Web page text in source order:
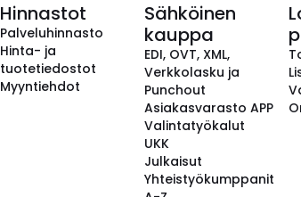
Hinnastot
Palveluhinnasto
Hinta- ja
tuotetiedostot
Myyntiehdot
Sähköinen
kauppa
EDI, OVT, XML,
Verkkolasku ja
Punchout
Asiakasvarasto APP
Valintatyökalut
UKK
Julkaisut
Yhteistyökumppanit